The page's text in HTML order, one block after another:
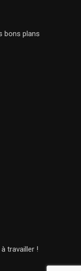
bons plans
travailler !